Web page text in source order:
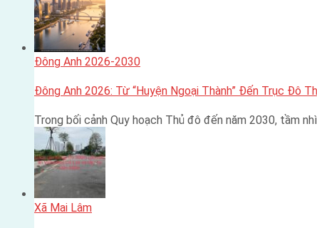
Đông Anh 2026-2030
Đông Anh 2026: Từ “Huyện Ngoại Thành” Đến Trục Đô
Trong bối cảnh Quy hoạch Thủ đô đến năm 2030, tầm
Xã Mai Lâm